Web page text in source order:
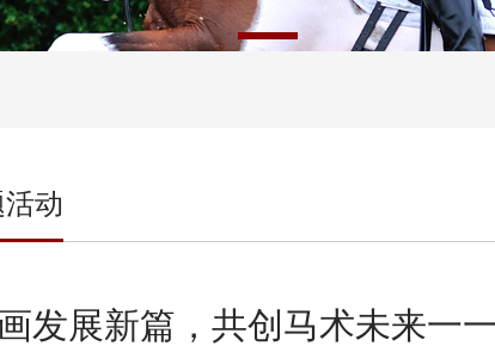
动
发展新篇，共创马术未来一